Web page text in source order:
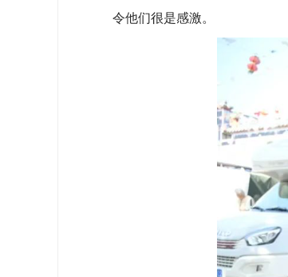
令他们很是感激。